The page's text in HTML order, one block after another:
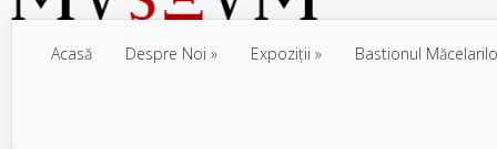
Acasă Despre Noi Expoziţii Bastionul